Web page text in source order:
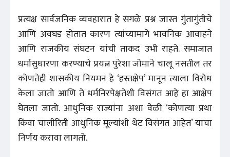
प्रत्यक्ष सार्वजनिक व्यवहारात हे सगळे प्रश्न जास्त गुंतागुंतीचे
आणि अवघड होतात कारण त्यांच्यामागे भावनिक आवाहने
आणि राजकीय संघटन यांची ताकद उभी राहते. समाजात
धर्मासुधारणा करण्याचे प्रयत्न पुरेशा जोमाने चालू नसतील तर
कोणतेही शासकीय नियमन हे ‘हस्तक्षेप’ मानून त्याला विरोध
केला जातो आणि ते धर्मनिरपेक्षतेशी विसंगत आहे हा आक्षेप
घेतला जातो. आधुनिक राज्यांना अशा वेळी ‘कोणत्या प्रथा
किंवा चालीरिती आधुनिक मूल्यांशी थेट विसंगत आहेत’ याचा
निर्णय करावा लागतो.